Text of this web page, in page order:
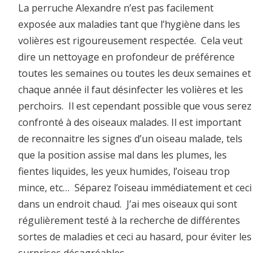
La perruche Alexandre n’est pas facilement
exposée aux maladies tant que l’hygiène dans les
volières est rigoureusement respectée. Cela veut
dire un nettoyage en profondeur de préférence
toutes les semaines ou toutes les deux semaines et
chaque année il faut désinfecter les volières et les
perchoirs. Il est cependant possible que vous serez
confronté à des oiseaux malades. Il est important
de reconnaitre les signes d’un oiseau malade, tels
que la position assise mal dans les plumes, les
fientes liquides, les yeux humides, l’oiseau trop
mince, etc… Séparez l’oiseau immédiatement et ceci
dans un endroit chaud. J’ai mes oiseaux qui sont
régulièrement testé à la recherche de différentes
sortes de maladies et ceci au hasard, pour éviter les